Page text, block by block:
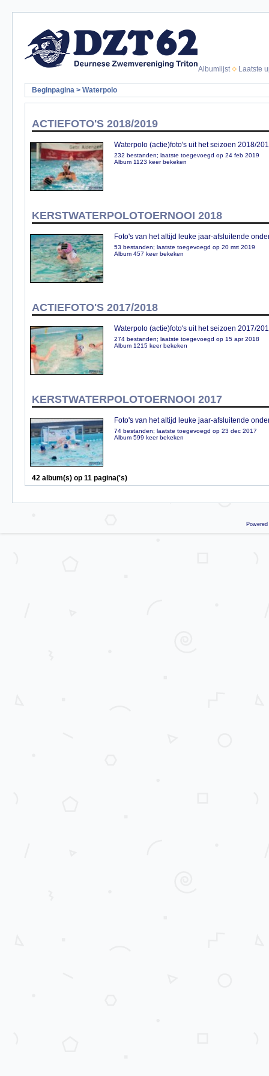
Albumlijst Laatste
Beginpagina > Waterpolo
ACTIEFOTO'S 2018/2019
Waterpolo (actie)foto's uit het seizoen 2018/
232 bestanden; laatste toegevoegd op 24 feb 2019
Album 1123 keer bekeken
KERSTWATERPOLOTOERNOOI 2018
Foto's van het altijd leuke jaar-afsluitende
53 bestanden; laatste toegevoegd op 20 mrt 2019
Album 457 keer bekeken
ACTIEFOTO'S 2017/2018
Waterpolo (actie)foto's uit het seizoen 2017/
274 bestanden; laatste toegevoegd op 15 apr 2018
Album 1215 keer bekeken
KERSTWATERPOLOTOERNOOI 2017
Foto's van het altijd leuke jaar-afsluitende
74 bestanden; laatste toegevoegd op 23 dec 2017
Album 599 keer bekeken
42 album(s) op 11 pagina('s)